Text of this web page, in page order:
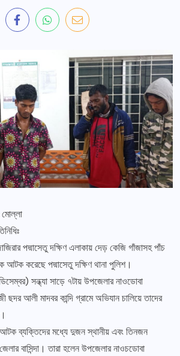
পদ্মাসেতু দক্ষিণ এলাকায় দেড় কেজি গাঁজাসহ পাঁচ
আটক করেছে পদ্মাসেতু দক্ষিণ থানা পুলিশ।
সন্ধ্যা সাড়ে ৭টায় উপজেলার নাওডোবা
ছদর আলী মাদবর কান্দি গ্রামে অভিযান চালিয়ে তাদের
ব্যক্তিদের মধ্যে দুজন স্থানীয় এবং তিনজন
জেলার বাসিন্দা। তারা হলেন উপজেলার নাওচডোবা